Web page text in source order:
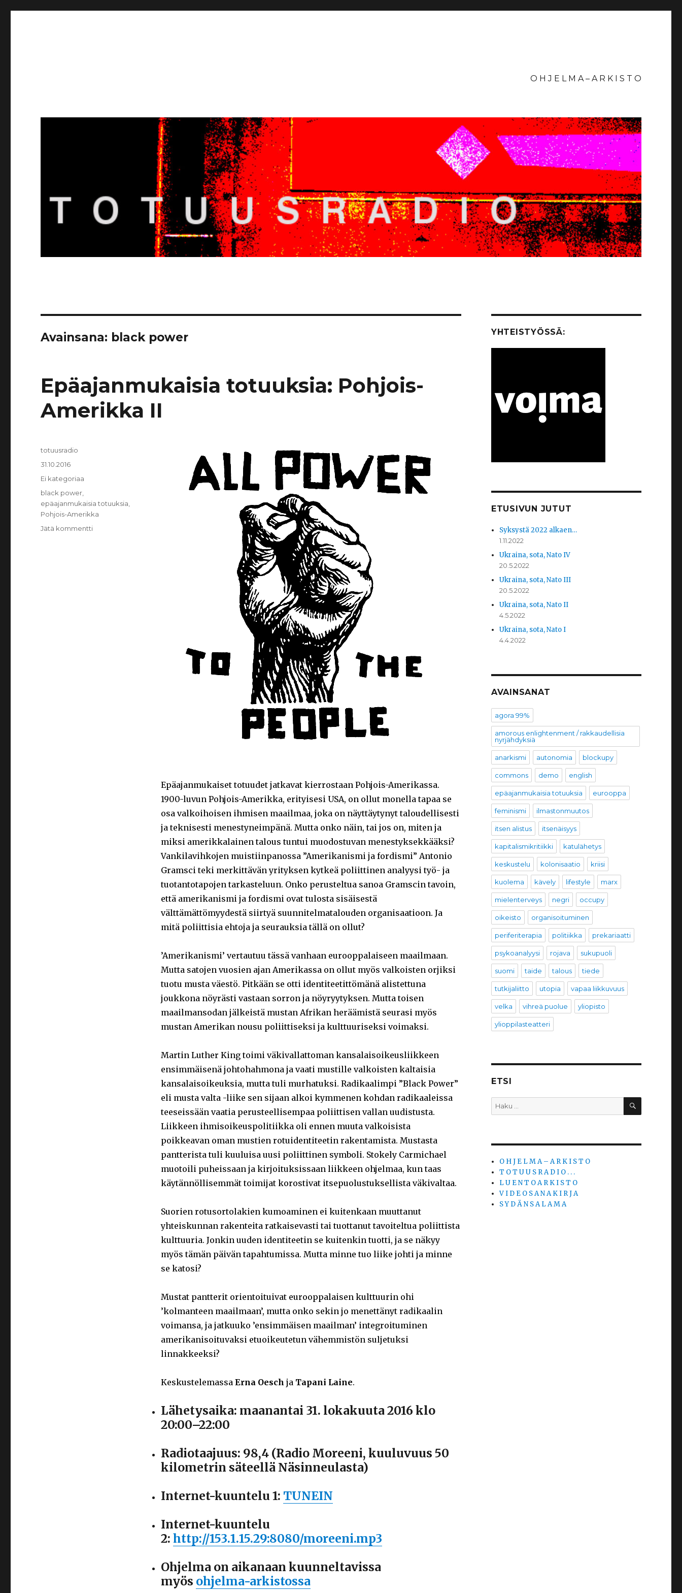
O H J E L M A – A R K I S T O
Avainsana: black power
Epäajanmukaisia totuuksia: Pohjois-
Amerikka II
Epäajanmukaiset totuudet jatkavat kierrostaan Pohjois-Amerikassa.
1900-luvun Pohjois-Amerikka, erityisesi USA, on ollut monella tapaa se
osa valkoihoisen ihmisen maailmaa, joka on näyttäytynyt taloudellisesti
ja teknisesti menestyneimpänä. Mutta onko näin, tai jos on, miten ja
miksi amerikkalainen talous tuntui muodostuvan menestyksekkääksi?
Vankilavihkojen muistiinpanossa ”Amerikanismi ja fordismi” Antonio
Gramsci teki merkittävän yrityksen kytkeä poliittinen analyysi työ- ja
tuotantotapojen tarkasteluun. Onko perusteltua sanoa Gramscin tavoin,
että amerikanismi ja fordismi ovat tulosta sisäisestä
välttämättömyydestä siirtyä suunnitelmatalouden organisaatioon. Ja
mitä poliittisia ehtoja ja seurauksia tällä on ollut?
’Amerikanismi’ vertautuu tässä vanhaan eurooppalaiseen maailmaan.
Mutta satojen vuosien ajan Amerikassa on ollut myös valkoisten orjiksi
tuotu musta väestö. Pitkään se otti identiteetittömänä alistettuna
joukkona nöyrästi vastaan sorron ja nöyryytyksen. Mutta toisen
maailmansodan jälkeistä mustan Afrikan heräämistä seurasi myös
mustan Amerikan nousu poliittiseksi ja kulttuuriseksi voimaksi.
Martin Luther King toimi väkivallattoman kansalaisoikeusliikkeen
ensimmäisenä johtohahmona ja vaati mustille valkoisten kaltaisia
kansalaisoikeuksia, mutta tuli murhatuksi. Radikaalimpi ”Black Power”
eli musta valta -liike sen sijaan alkoi kymmenen kohdan radikaaleissa
teeseissään vaatia perusteellisempaa poliittisen vallan uudistusta.
Liikkeen ihmisoikeuspolitiikka oli ennen muuta valkoisista
poikkeavan oman mustien rotuidentiteetin rakentamista. Mustasta
pantterista tuli kuuluisa uusi poliittinen symboli. Stokely Carmichael
muotoili puheissaan ja kirjoituksissaan liikkeen ohjelmaa, kun taas
käytännöllisemmät toimijat korostivat itsepuolustuksellista väkivaltaa.
Suorien rotusortolakien kumoaminen ei kuitenkaan muuttanut
yhteiskunnan rakenteita ratkaisevasti tai tuottanut tavoiteltua poliittista
kulttuuria. Jonkin uuden identiteetin se kuitenkin tuotti, ja se näkyy
myös tämän päivän tapahtumissa. Mutta minne tuo liike johti ja minne
se katosi?
Mustat pantterit orientoituivat eurooppalaisen kulttuurin ohi
’kolmanteen maailmaan’, mutta onko sekin jo menettänyt radikaalin
voimansa, ja jatkuuko ’ensimmäisen maailman’ integroituminen
amerikanisoituvaksi etuoikeutetun vähemmistön suljetuksi
linnakkeeksi?
Keskustelemassa Erna Oesch ja Tapani Laine.
Lähetysaika: maanantai 31. lokakuuta 2016 klo
20:00–22:00
Radiotaajuus: 98,4 (Radio Moreeni, kuuluvuus 50
kilometrin säteellä Näsinneulasta)
Internet-kuuntelu 1: TUNEIN
Internet-kuuntelu
2: http://153.1.15.29:8080/moreeni.mp3
Ohjelma on aikanaan kuunneltavissa
myös ohjelma-arkistossa
Kirjoittaja
totuusradio
Julkaistu
31.10.2016
Kategoriat
Ei kategoriaa
Avainsanat
black power
epäajanmukaisia totuuksia
Pohjois-Amerikka
Jätä kommentti
YHTEISTYÖSSÄ:
ETUSIVUN JUTUT
Syksystä 2022 alkaen…
1.11.2022
Ukraina, sota, Nato IV
20.5.2022
Ukraina, sota, Nato III
20.5.2022
Ukraina, sota, Nato II
4.5.2022
Ukraina, sota, Nato I
4.4.2022
AVAINSANAT
agora 99%
amorous enlightenment / rakkaudellisia
nyrjähdyksiä
anarkismi autonomia blockupy
commons demo english
epäajanmukaisia totuuksia eurooppa
feminismi ilmastonmuutos
itsen alistus itsenäisyys
kapitalismikritiikki katulähetys
keskustelu kolonisaatio kriisi
kuolema kävely lifestyle marx
mielenterveys negri occupy
oikeisto organisoituminen
periferiterapia politiikka prekariaatti
psykoanalyysi rojava sukupuoli
suomi taide talous tiede
tutkijaliitto utopia vapaa liikkuvuus
velka vihreä puolue yliopisto
ylioppilasteatteri
ETSI
Etsi: HAKU
O H J E L M A – A R K I S T O
T O T U U S R A D I O . . .
L U E N T O A R K I S T O
V I D E O S A N A K I R J A
S Y D Ä N S A L A M A